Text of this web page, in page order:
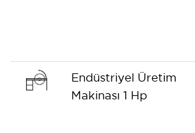
Endüstriyel Üretim
Makinası 1 Hp